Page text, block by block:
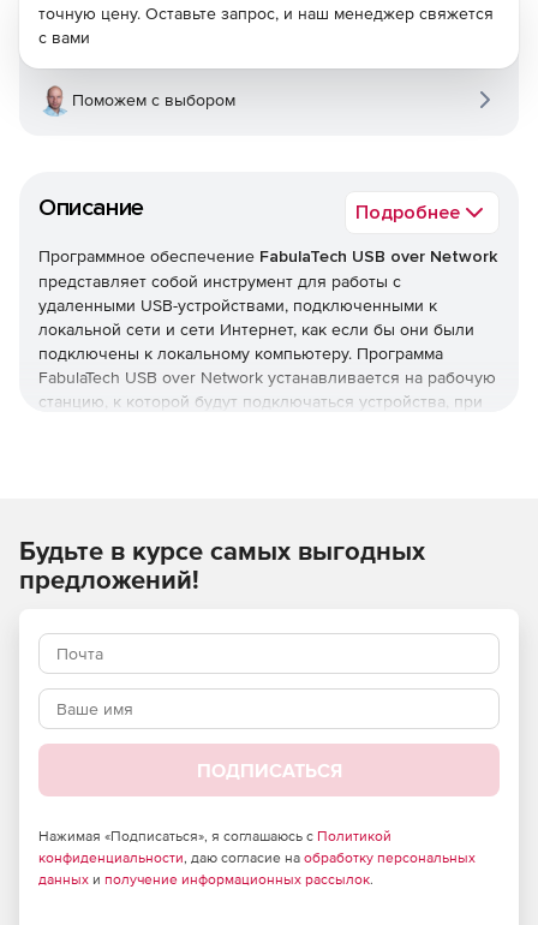
Описание Подробнее
Программное обеспечение FabulaTech USB over Network
представляет собой инструмент для работы с
удаленными USB-устройствами, подключенными к
локальной сети и сети Интернет, как если бы они были
подключены к локальному компьютеру. Программа
FabulaTech USB over Network устанавливается на рабочую
станцию, к которой будут подключаться устройства, при
создавая список USB-носителей по сети. Продукт
FabulaTech USB over Network работает под управлением
Windows и Linux систем.
точную цену. Оставьте запрос, и наш менеджер свяжется
с вами
Поможем с выбором
Будьте в курсе самых выгодных
предложений!
ПОДПИСАТЬСЯ
Нажимая «Подписаться», я соглашаюсь с Политикой
конфиденциальности, даю согласие на обработку персональных
данных и получение информационных рассылок.